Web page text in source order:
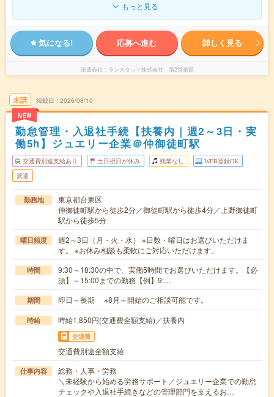
もっと見る
気になる! 応募へ進む 詳しく見る
派遣会社 ランスタッド株式会社 第2営業部
未読
NEW
掲載日 2026/08/10
勤怠管理・入退社手続【扶養内｜週2～3日・実
働5h】ジュエリー企業＠仲御徒町駅
交通費別途支給あり 土日祝日が休み 残業なし WEB登録OK
派遣
勤務地
東京都台東区
仲御徒町駅から徒歩2分／御徒町駅から徒歩4分／上野御徒町
駅から徒歩5分
曜日頻度
週2～3日（月・火・水） ※日数・曜日はお選びいただけま
す。 ※お休み相談も柔軟にご対応いただけます。
時間
9:30～18:30の中で、実働5時間でお選びいただけます。【必
須】～15:00までの勤務【例】9:…
期間 即日～長期 ※8月～開始のご相談可能です。
時給 時給1,850円(交通費全額支給)／扶養内
交通費
交通費別途全額支給
仕事内容
総務・人事・労務
＼未経験から始める労務サポート／ジュエリー企業での勤怠
チェックや入退社手続きなどの管理部門を支えるお…